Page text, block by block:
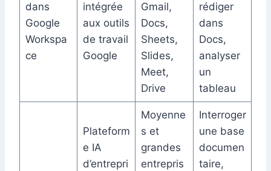
dans
Google
Workspa
ce
intégrée
aux outils
de travail
Google
Gmail,
Docs,
Sheets,
Slides,
Meet,
Drive
rédiger
dans
Docs,
analyser
un
tableau
Plateform
e IA
d’entrepri
Moyenne
s et
grandes
entrepris
Interroger
une base
documen
taire,